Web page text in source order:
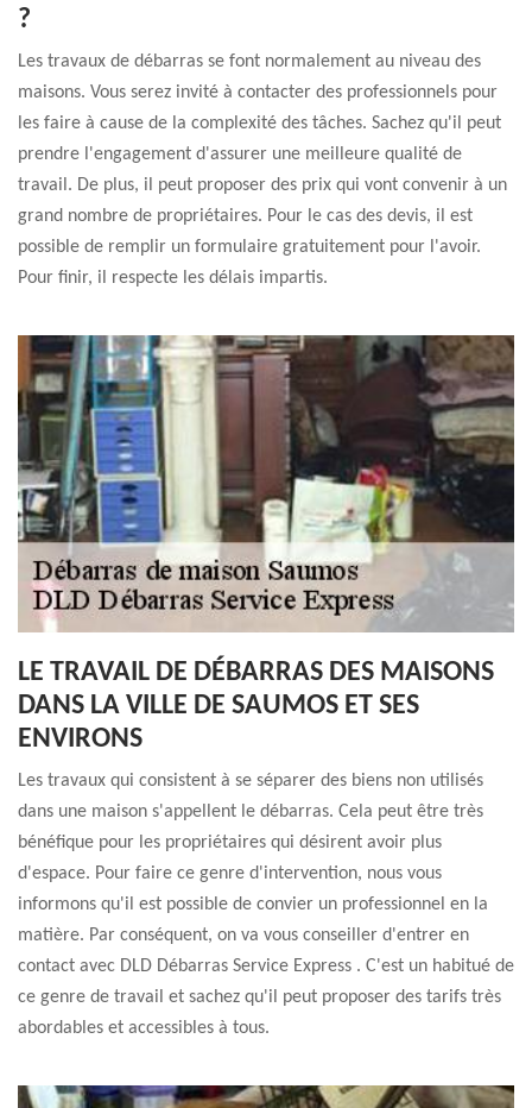
?
Les travaux de débarras se font normalement au niveau des
maisons. Vous serez invité à contacter des professionnels pour
les faire à cause de la complexité des tâches. Sachez qu'il peut
prendre l'engagement d'assurer une meilleure qualité de
travail. De plus, il peut proposer des prix qui vont convenir à un
grand nombre de propriétaires. Pour le cas des devis, il est
possible de remplir un formulaire gratuitement pour l'avoir.
Pour finir, il respecte les délais impartis.
LE TRAVAIL DE DÉBARRAS DES MAISONS
DANS LA VILLE DE SAUMOS ET SES
ENVIRONS
Les travaux qui consistent à se séparer des biens non utilisés
dans une maison s'appellent le débarras. Cela peut être très
bénéfique pour les propriétaires qui désirent avoir plus
d'espace. Pour faire ce genre d'intervention, nous vous
informons qu'il est possible de convier un professionnel en la
matière. Par conséquent, on va vous conseiller d'entrer en
contact avec DLD Débarras Service Express . C'est un habitué de
ce genre de travail et sachez qu'il peut proposer des tarifs très
abordables et accessibles à tous.